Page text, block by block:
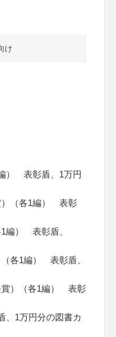
け
） 表彰盾、1万円
）（各1編） 表彰
編） 表彰盾、
各1編） 表彰盾、
賞）（各1編） 表彰
1万円分の図書カ